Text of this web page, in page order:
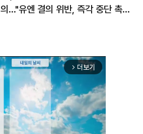
의…"유엔 결의 위반, 즉각 중단 촉
arrow_forward_ios 더보기